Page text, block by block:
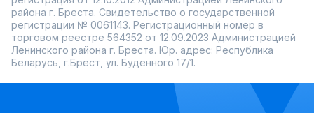
района г. Бреста. Свидетельство о государственной
регистрации № 0061143. Регистрационный номер в
торговом реестре 564352 от 12.09.2023 Администрацией
Ленинского района г. Бреста. Юр. адрес: Республика
Беларусь, г.Брест, ул. Буденного 17/1.